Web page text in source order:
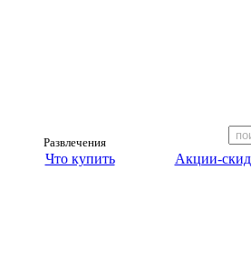
Развлечения
Что купить Акции-